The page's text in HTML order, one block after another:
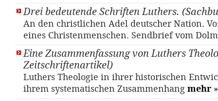
Drei bedeutende Schriften Luthers.
An den christlichen Adel deutscher Nation.
eines Christenmenschen. Sendbrief vom
Eine Zusammenfassung von Luthers
Zeitschriftenartikel)
Luthers Theologie in ihrer historischen
ihrem systematischen Zusammenhang mehr »